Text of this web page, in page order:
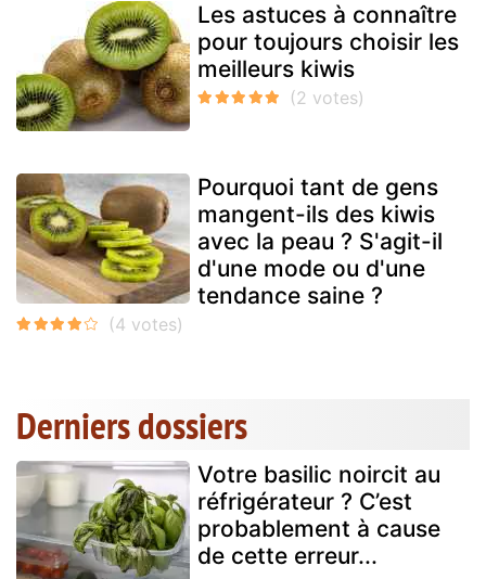
Les astuces à connaître
pour toujours choisir les
meilleurs kiwis
Pourquoi tant de gens
mangent-ils des kiwis
avec la peau ? S'agit-il
d'une mode ou d'une
tendance saine ?
Derniers dossiers
Votre basilic noircit au
réfrigérateur ? C’est
probablement à cause
de cette erreur...